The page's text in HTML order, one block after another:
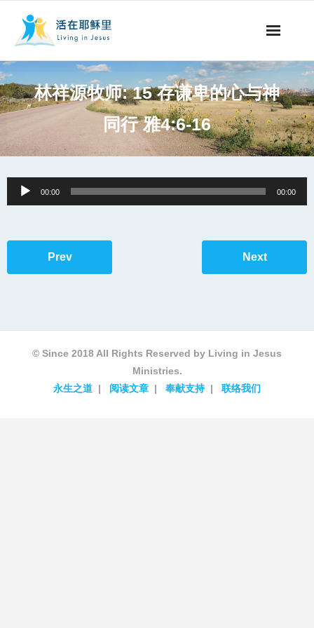
视听节目
阅读文章
永生之道
其他语言
林祥源牧师: 15 存谦卑的心与神
同行 雅4:6-16
Audio
Player
00:00 00:00
Prev Next
© Since 2018 All Rights Reserved by Living in Jesus
Ministries.
永生之道
阅读文章 奉献支持 联络我们